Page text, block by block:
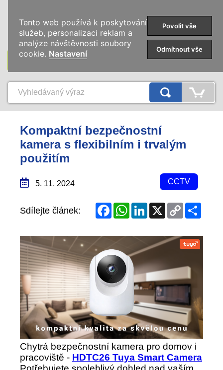
KATEGORIE
Kompaktní bezpečnostní
kamera s flexibilním i trvalým
použitím
5. 11. 2024 CCTV
Sdílejte článek: FacebookWhatsAppLinkedIn
Copy
Link
Tento web používá k poskytování
služeb, personalizaci reklam a
analýze návštěvnosti soubory
cookie. Nastavení
Povolit vše
Odmítnout vše